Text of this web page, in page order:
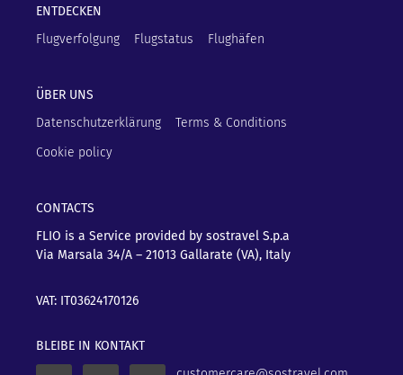
ENTDECKEN
Flugverfolgung
Flugstatus Flughäfen
ÜBER UNS
Datenschutzerklärung
Terms & Conditions
Cookie policy
CONTACTS
FLIO is a Service provided by sostravel S.p.a
Via Marsala 34/A – 21013 Gallarate (VA), Italy
VAT: IT03624170126
BLEIBE IN KONTAKT